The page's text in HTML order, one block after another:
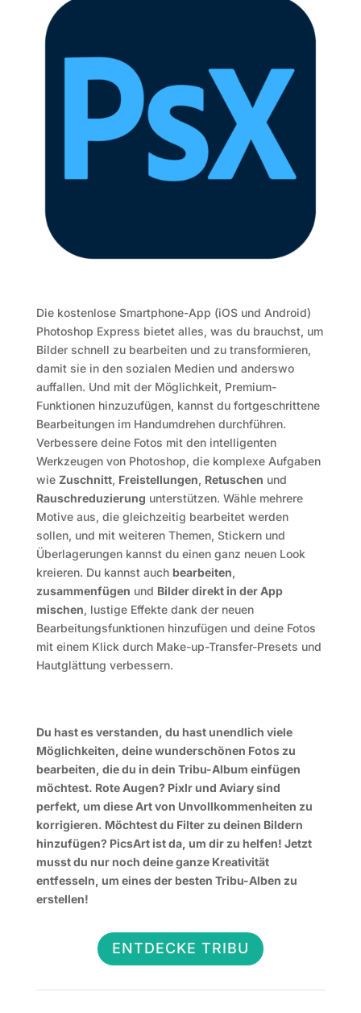
Die kostenlose Smartphone-App (iOS und Android)
Photoshop Express bietet alles, was du brauchst, um
Bilder schnell zu bearbeiten und zu transformieren,
damit sie in den sozialen Medien und anderswo
auffallen. Und mit der Möglichkeit, Premium-
Funktionen hinzuzufügen, kannst du fortgeschrittene
Bearbeitungen im Handumdrehen durchführen.
Verbessere deine Fotos mit den intelligenten
Werkzeugen von Photoshop, die komplexe Aufgaben
wie Zuschnitt, Freistellungen, Retuschen und
Rauschreduzierung unterstützen. Wähle mehrere
Motive aus, die gleichzeitig bearbeitet werden
sollen, und mit weiteren Themen, Stickern und
Überlagerungen kannst du einen ganz neuen Look
kreieren. Du kannst auch bearbeiten,
zusammenfügen und Bilder direkt in der App
mischen, lustige Effekte dank der neuen
Bearbeitungsfunktionen hinzufügen und deine Fotos
mit einem Klick durch Make-up-Transfer-Presets und
Hautglättung verbessern.
Du hast es verstanden, du hast unendlich viele
Möglichkeiten, deine wunderschönen Fotos zu
bearbeiten, die du in dein Tribu-Album einfügen
möchtest. Rote Augen? Pixlr und Aviary sind
perfekt, um diese Art von Unvollkommenheiten zu
korrigieren. Möchtest du Filter zu deinen Bildern
hinzufügen? PicsArt ist da, um dir zu helfen! Jetzt
musst du nur noch deine ganze Kreativität
entfesseln, um eines der besten Tribu-Alben zu
erstellen!
ENTDECKE TRIBU